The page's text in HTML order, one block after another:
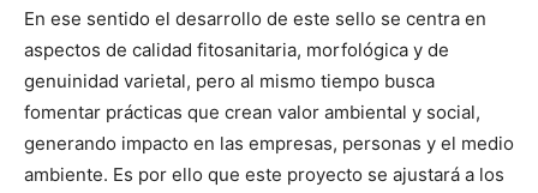
En ese sentido el desarrollo de este sello se centra en
aspectos de calidad fitosanitaria, morfológica y de
genuinidad varietal, pero al mismo tiempo busca
fomentar prácticas que crean valor ambiental y social,
generando impacto en las empresas, personas y el medio
ambiente. Es por ello que este proyecto se ajustará a los